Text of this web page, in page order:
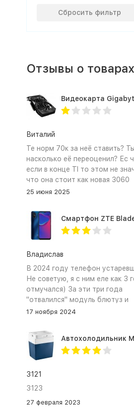
Сбросить фильтр
Отзывы о товарах
Виталий
Те норм 70к за неё ставить?
насколько её переоценил? Ес
если в конце TI то этом не
что она стоит как новая 3060
25 июня 2025
Владислав
В 2024 году телефон
Не советую, я с ним еле как 3
отмучался) За эти три года
"отвалился" модуль блютуз и
сканер отпечатка пальца
17 ноября 2024
3121
3123
27 февраля 2023